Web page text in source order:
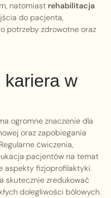
natomiast rehabilitacja
do pacjenta,
potrzeby zdrowotne oraz
kariera w
ogromne znaczenie dla
oraz zapobiegania
ćwiczenia,
pacjentów na temat
aspekty fizjoprofilaktyki.
skutecznie zredukować
dolegliwości bólowych.